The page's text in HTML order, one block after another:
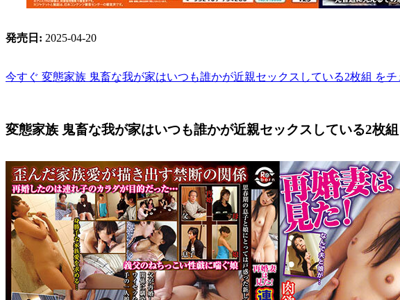
発売日: 2025-04-20
今すぐ 変態家族 鬼畜な我が家はいつも誰かが近親セックスしている2枚組 を
変態家族 鬼畜な我が家はいつも誰かが近親セックスしている2枚